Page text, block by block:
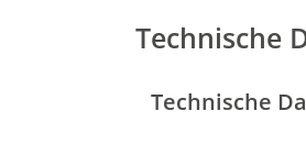
Technische
Technische